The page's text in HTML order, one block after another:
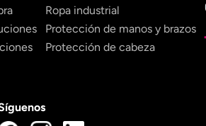
Ropa industrial
Protección de manos y brazos
Protección de cabeza